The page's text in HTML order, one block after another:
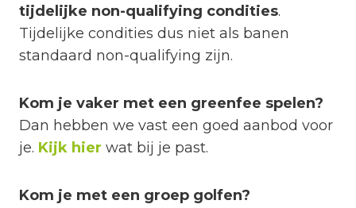
tijdelijke non-qualifying condities.
Tijdelijke condities dus niet als banen
standaard non-qualifying zijn.
Kom je vaker met een greenfee spelen?
Dan hebben we vast een goed aanbod voor
je. Kijk hier wat bij je past.
Kom je met een groep golfen?